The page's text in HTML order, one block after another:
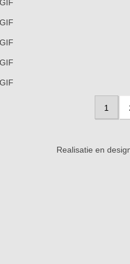
1
Realisatie en